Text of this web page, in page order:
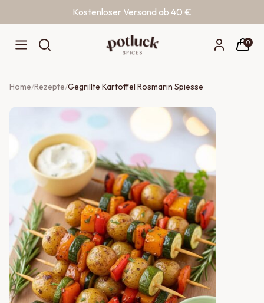
Kostenloser Versand ab 40 €
0
Home/Rezepte/Gegrillte Kartoffel Rosmarin Spiesse